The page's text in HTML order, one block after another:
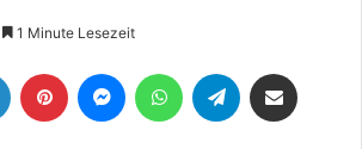
1 Minute Lesezeit
LinkedIn Pinterest MessengerWhatsAppTelegram